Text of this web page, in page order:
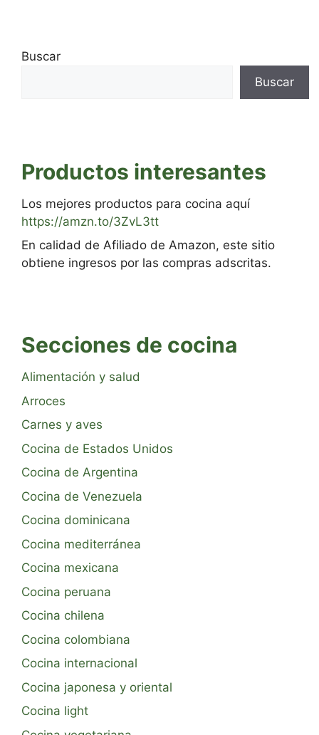
Buscar
Buscar
Productos interesantes
Los mejores productos para cocina aquí
https://amzn.to/3ZvL3tt
En calidad de Afiliado de Amazon, este sitio
obtiene ingresos por las compras adscritas.
Secciones de cocina
Alimentación y salud
Arroces
Carnes y aves
Cocina de Estados Unidos
Cocina de Argentina
Cocina de Venezuela
Cocina dominicana
Cocina mediterránea
Cocina mexicana
Cocina peruana
Cocina chilena
Cocina colombiana
Cocina internacional
Cocina japonesa y oriental
Cocina light